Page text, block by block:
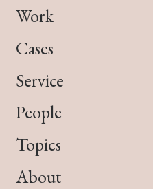
Work
Cases
Service
People
Topics
About